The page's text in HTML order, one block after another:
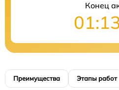
Конец
Преимущества Этапы работ